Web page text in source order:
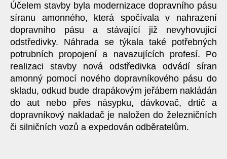
Účelem stavby byla modernizace dopravního pásu
síranu amonného, která spočívala v nahrazení
dopravního pásu a stávající již nevyhovující
odstředivky. Náhrada se týkala také potřebných
potrubních propojení a navazujících profesí. Po
realizaci stavby nová odstředivka odvádí síran
amonný pomocí nového dopravníkového pásu do
skladu, odkud bude drapákovým jeřábem nakládán
do aut nebo přes násypku, dávkovač, drtič a
dopravníkový nakladač je naložen do železničních
či silničních vozů a expedován odběratelům.